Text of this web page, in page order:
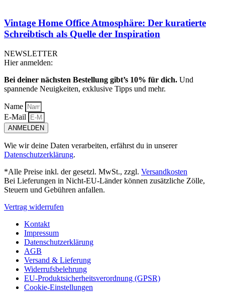
Vintage Home Office Atmosphäre: Der kuratierte
Schreibtisch als Quelle der Inspiration
NEWSLETTER
Hier anmelden:
Bei deiner nächsten Bestellung gibt’s 10% für dich. Und
spannende Neuigkeiten, exklusive Tipps und mehr.
Name
E-Mail
ANMELDEN
Wie wir deine Daten verarbeiten, erfährst du in unserer
Datenschutzerklärung.
*Alle Preise inkl. der gesetzl. MwSt., zzgl. Versandkosten
Bei Lieferungen in Nicht-EU-Länder können zusätzliche Zölle,
Steuern und Gebühren anfallen.
Vertrag widerrufen
Kontakt
Impressum
Datenschutzerklärung
AGB
Versand & Lieferung
Widerrufsbelehrung
EU-Produktsicherheitsverordnung (GPSR)
Cookie-Einstellungen